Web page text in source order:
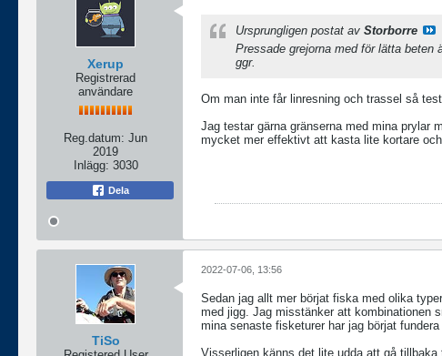
Xerup
Registrerad
användare
Reg.datum: Jun
2019
Inlägg: 3030
Dela
Ursprungligen postat av Storborre
Pressade grejorna med för lätta beten
ggr.
Om man inte får linresning och trassel så
Jag testar gärna gränserna med mina prylar
mycket mer effektivt att kasta lite kortare
TiSo
2022-07-06, 13:56
Sedan jag allt mer börjat fiska med olika
med jigg. Jag misstänker att kombinationen
mina senaste fisketurer har jag börjat
Visserligen känns det lite udda att gå